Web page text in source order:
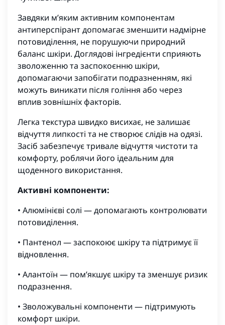
Завдяки м’яким активним компонентам
антиперспірант допомагає зменшити надмірне
потовиділення, не порушуючи природний
баланс шкіри. Доглядові інгредієнти сприяють
зволоженню та заспокоєнню шкіри,
допомагаючи запобігати подразненням, які
можуть виникати після гоління або через
вплив зовнішніх факторів.
Легка текстура швидко висихає, не залишає
відчуття липкості та не створює слідів на одязі.
Засіб забезпечує тривале відчуття чистоти та
комфорту, роблячи його ідеальним для
щоденного використання.
Активні компоненти:
• Алюмінієві солі — допомагають контролювати
потовиділення.
• Пантенол — заспокоює шкіру та підтримує її
відновлення.
• Алантоїн — пом’якшує шкіру та зменшує ризик
подразнення.
• Зволожувальні компоненти — підтримують
комфорт шкіри.